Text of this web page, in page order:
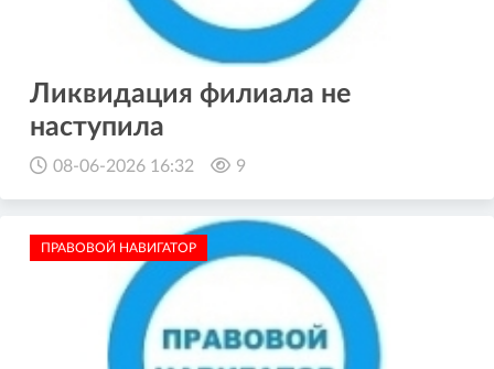
Ликвидация филиала не
наступила
08-06-2026 16:32 9
ПРАВОВОЙ НАВИГАТОР